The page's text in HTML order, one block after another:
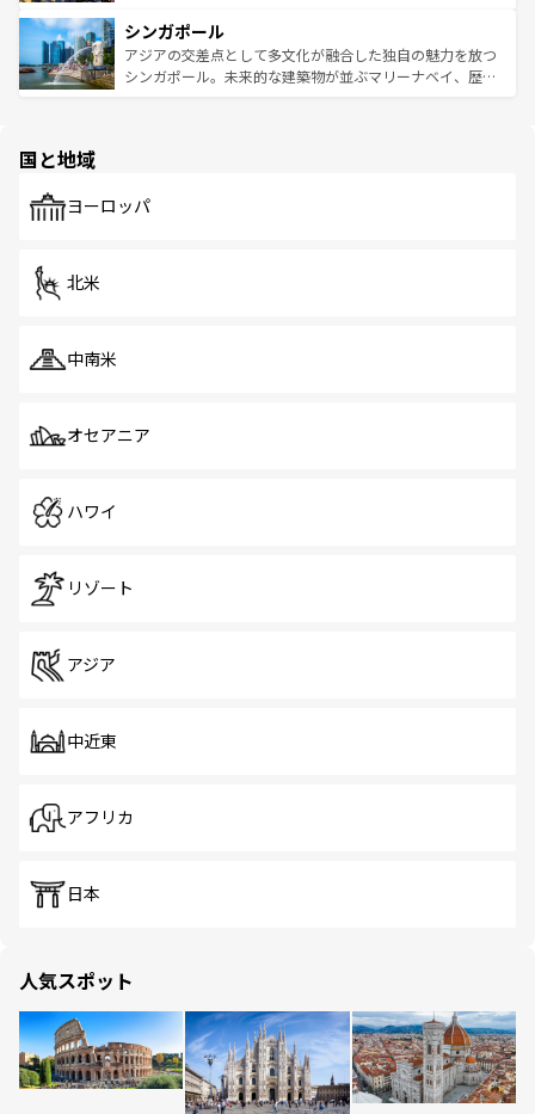
参照してほしい。
激する。気候は一年中温暖で、どの季節にも異なる楽しみ
が待っている。親しみやすいタイの人々、仏教を中心とし
た文化、そして多様な観光資源が、訪れる旅人を魅了し続
み、どこを訪れても感動するはず。観光スポットが密集し
ており、効率よく見どころを回れるのも魅力。息をのむよ
うな絶景から文化的な体験まで、香港を存分に楽しみ尽く
シンガポール
アジアの交差点として多文化が融合した独自の魅力を放つ
シンガポール。未来的な建築物が並ぶマリーナベイ、歴史
で、ホーカーズは地元の風情を楽しめる外せないスポット
国と地域
ヨーロッパ
北米
中南米
オセアニア
ハワイ
リゾート
アジア
中近東
アフリカ
日本
人気スポット